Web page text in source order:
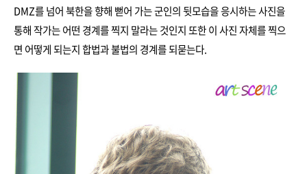
DMZ를 넘어 북한을 향해 뻗어 가는 군인의 뒷모습을 응시하는 사진을
통해 작가는 어떤 경계를 찍지 말라는 것인지 또한 이 사진 자체를 찍으
면 어떻게 되는지 합법과 불법의 경계를 되묻는다.